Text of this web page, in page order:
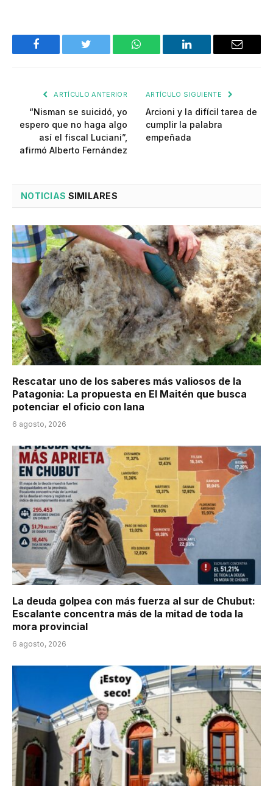
Facebook Twitter WhatsApp LinkedIn Email
ARTÍCULO ANTERIOR
“Nisman se suicidó, yo
espero que no haga algo
así el fiscal Luciani”,
afirmó Alberto Fernández
ARTÍCULO SIGUIENTE
Arcioni y la difícil tarea de
cumplir la palabra
empeñada
NOTICIAS SIMILARES
Rescatar uno de los saberes más valiosos de la
Patagonia: La propuesta en El Maitén que busca
potenciar el oficio con lana
6 agosto, 2026
La deuda golpea con más fuerza al sur de Chubut:
Escalante concentra más de la mitad de toda la
mora provincial
6 agosto, 2026